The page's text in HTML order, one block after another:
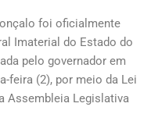
foi oficialmente
Imaterial do Estado do
pelo governador em
feira (2), por meio da Lei
Assembleia Legislativa